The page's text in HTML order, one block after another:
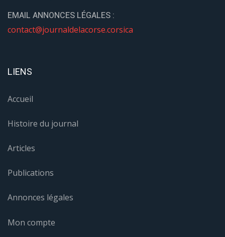
EMAIL ANNONCES LÉGALES :
contact@journaldelacorse.corsica
LIENS
Accueil
Histoire du journal
Articles
Publications
Annonces légales
Mon compte